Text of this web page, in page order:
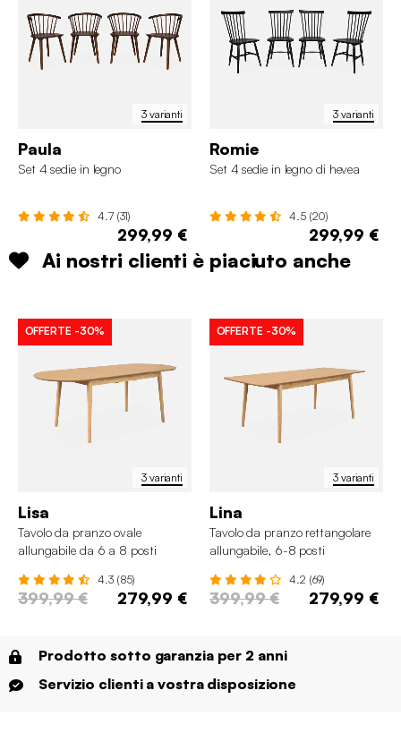
3 varianti
Paula
Set 4 sedie in legno
4.7 (31)
299,99 €
3 varianti
Romie
Set 4 sedie in legno di hevea
4.5 (20)
299,99 €
Ai nostri clienti è piaciuto anche
3 varianti
OFFERTE -30%
Lisa
Tavolo da pranzo ovale
allungabile da 6 a 8 posti
4.3 (85)
399,99 € 279,99 €
3 varianti
OFFERTE -30%
Lina
Tavolo da pranzo rettangolare
allungabile, 6-8 posti
4.2 (69)
399,99 € 279,99 €
Prodotto sotto garanzia per 2 anni
Servizio clienti a vostra disposizione